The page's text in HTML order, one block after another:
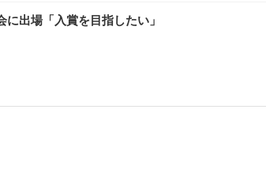
出場「入賞を目指したい」